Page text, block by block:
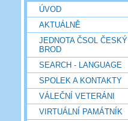
ÚVOD
AKTUÁLNĚ
JEDNOTA ČSOL ČESKÝ
BROD
SEARCH - LANGUAGE
SPOLEK A KONTAKTY
VÁLEČNÍ VETERÁNI
VIRTUÁLNÍ PAMÁTNÍK